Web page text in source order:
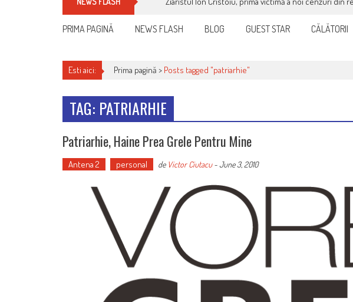
PRIMA PAGINĂ NEWS FLASH BLOG GUEST STAR CĂLĂTORII
Esti aici: Prima pagină > Posts tagged "patriarhie"
TAG: PATRIARHIE
Patriarhie, Haine Prea Grele Pentru Mine
Antena 2 personal de Victor Ciutacu-June 3, 2010